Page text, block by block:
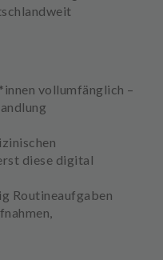
vollumfänglich –
diese digital
Routineaufgaben